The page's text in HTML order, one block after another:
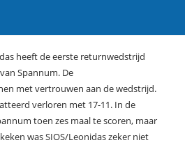
heeft de eerste returnwedstrijd
Spannum. De
met vertrouwen aan de wedstrijd.
verloren met 17-11. In de
toen zes maal te scoren, maar
was SIOS/Leonidas zeker niet